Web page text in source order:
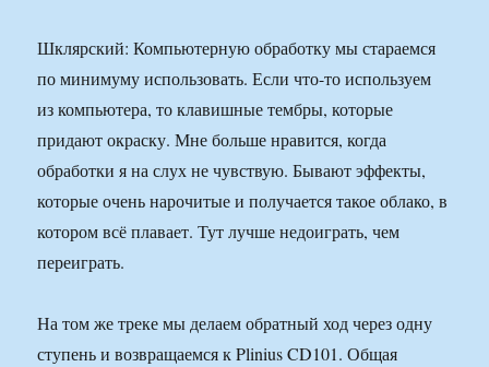
Шклярский: Компьютерную обработку мы стараемся
по минимуму использовать. Если что-то используем
из компьютера, то клавишные тембры, которые
придают окраску. Мне больше нравится, когда
обработки я на слух не чувствую. Бывают эффекты,
которые очень нарочитые и получается такое облако, в
котором всё плавает. Тут лучше недоиграть, чем
переиграть.
На том же треке мы делаем обратный ход через одну
ступень и возвращаемся к Plinius CD101. Общая